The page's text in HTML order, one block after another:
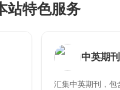
站特色服务
中英期
汇集中英期刊，包